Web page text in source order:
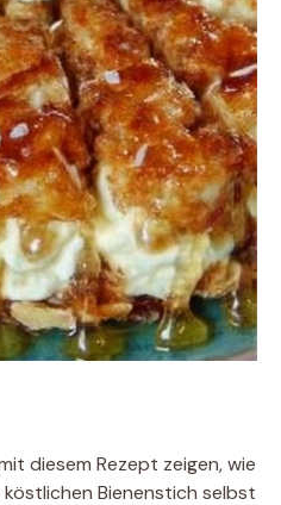
diesem Rezept zeigen, wie
Bienenstich selbst